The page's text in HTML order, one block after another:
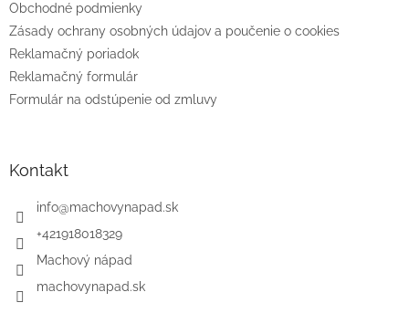
eObchodné podmienky
Zásady ochrany osobných údajov a poučenie o cookies
Reklamačný poriadok
Reklamačný formulár
Formulár na odstúpenie od zmluvy
Kontakt
info@machovynapad.sk
+421918018329
Machový nápad
machovynapad.sk